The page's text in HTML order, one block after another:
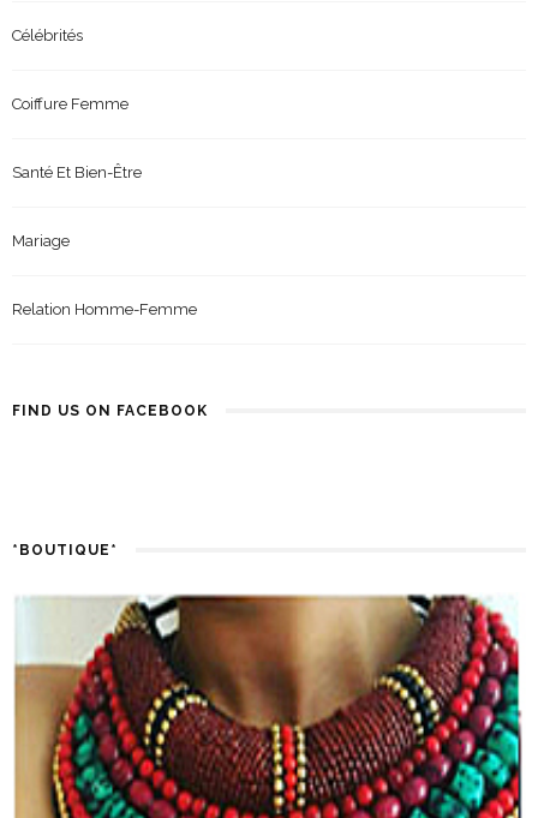
Célébrités
Coiffure Femme
Santé Et Bien-Être
Mariage
Relation Homme-Femme
FIND US ON FACEBOOK
*BOUTIQUE*